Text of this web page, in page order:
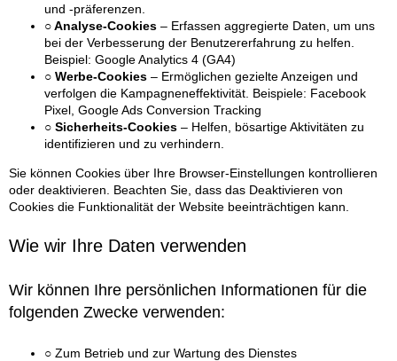
und -präferenzen.
○ Analyse-Cookies – Erfassen aggregierte Daten, um uns
bei der Verbesserung der Benutzererfahrung zu helfen.
Beispiel: Google Analytics 4 (GA4)
○ Werbe-Cookies – Ermöglichen gezielte Anzeigen und
verfolgen die Kampagneneffektivität. Beispiele: Facebook
Pixel, Google Ads Conversion Tracking
○ Sicherheits-Cookies – Helfen, bösartige Aktivitäten zu
identifizieren und zu verhindern.
Sie können Cookies über Ihre Browser-Einstellungen kontrollieren
oder deaktivieren. Beachten Sie, dass das Deaktivieren von
Cookies die Funktionalität der Website beeinträchtigen kann.
Wie wir Ihre Daten verwenden
Wir können Ihre persönlichen Informationen für die
folgenden Zwecke verwenden:
○ Zum Betrieb und zur Wartung des Dienstes